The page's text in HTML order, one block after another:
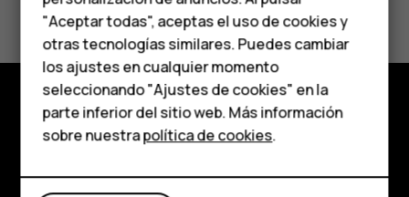
Teléfonos para
personas mayores
HMD Terra M
Comprar
Mi cuenta
Sí No
Comprar
"Aceptar todas", aceptas el uso de cookies y
otras tecnologías similares. Puedes cambiar
los ajustes en cualquier momento
seleccionando "Ajustes de cookies" en la
parte inferior del sitio web. Más información
sobre nuestrapolítica de cookies.